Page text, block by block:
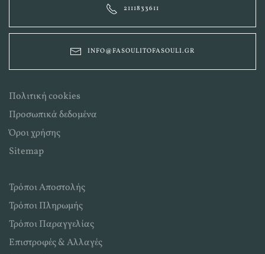
2111833611
INFO@FASOULITOFASOULI.GR
Πολιτική cookies
Προσωπικά δεδομένα
Όροι χρήσης
Sitemap
Τρόποι Αποστολής
Τρόποι Πληρωμής
Τρόποι Παραγγελίας
Επιστροφές & Αλλαγές